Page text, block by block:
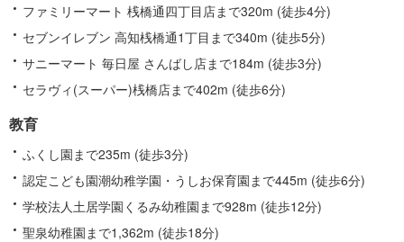
ファミリーマート 桟橋通四丁目店まで320m (徒歩4分)
セブンイレブン 高知桟橋通1丁目まで340m (徒歩5分)
サニーマート 毎日屋 さんばし店まで184m (徒歩3分)
セラヴィ(スーパー)桟橋店まで402m (徒歩6分)
教育
ふくし園まで235m (徒歩3分)
認定こども園潮幼稚学園・うしお保育園まで445m (徒歩6分)
学校法人土居学園くるみ幼稚園まで928m (徒歩12分)
聖泉幼稚園まで1,362m (徒歩18分)